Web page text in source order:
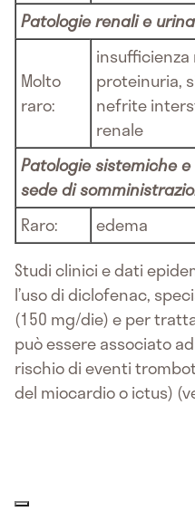
Patologie renali e
Molto
raro:
proteinuria,
nefrite
renale
Patologie sistemiche
sede di
Raro:
edema
Studi clinici e dati
l’uso di diclofenac,
(150 mg/die) e per
può essere associato
rischio di eventi
del miocardio o ictus)
prostaglandine può